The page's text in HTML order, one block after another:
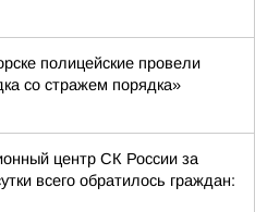
полицейские провели
со стражем порядка»
центр СК России за
всего обратилось граждан: